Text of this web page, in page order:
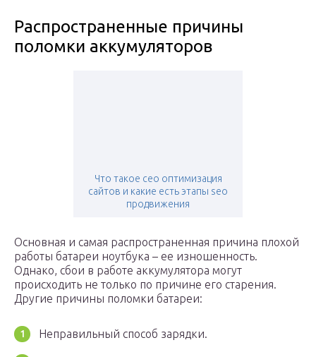
Распространенные причины
поломки аккумуляторов
Что такое сео оптимизация
сайтов и какие есть этапы seo
продвижения
Основная и самая распространенная причина плохой
работы батареи ноутбука – ее изношенность.
Однако, сбои в работе аккумулятора могут
происходить не только по причине его старения.
Другие причины поломки батареи:
Неправильный способ зарядки.